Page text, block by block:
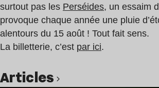
surtout pas les Perséides, un essaim
provoque chaque année une pluie
alentours du 15 août ! Tout fait sens.
La billetterie, c’est par ici.
Articles